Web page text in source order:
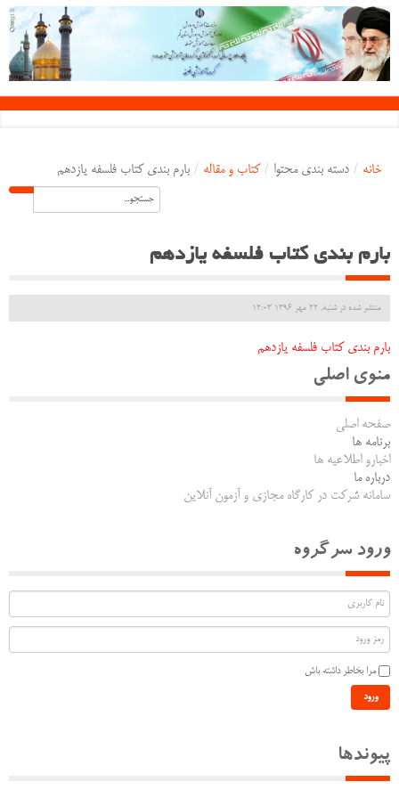
خانه / دسته بندی محتوا / کتاب و مقاله / بارم بندی کتاب فلسفه یازدهم
بارم بندی کتاب فلسفه یازدهم
منتشر شده در شنبه, 22 مهر 1396 12:03
بارم بندی کتاب فلسفه یازدهم
منوی اصلی
صفحه اصلی
برنامه ها
اخبارو اطلاعیه ها
درباره ما
سامانه شرکت در کارگاه مجازی و آزمون آنلاین
ورود سرگروه
مرا بخاطر داشته باش
ورود
پیوندها